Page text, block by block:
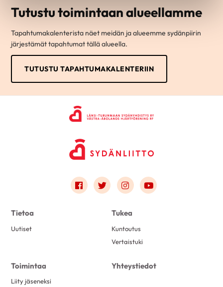
Tutustu toimintaan alueellamme
Tapahtumakalenterista näet meidän ja alueemme sydänpiirin
järjestämät tapahtumat tällä alueella.
TUTUSTU TAPAHTUMAKALENTERIIN
Link to facebook
Link to twitter
Link to instagram
Link to youtube
Tietoa
Uutiset
Tukea
Kuntoutus
Vertaistuki
Toimintaa
Liity jäseneksi
Yhteystiedot